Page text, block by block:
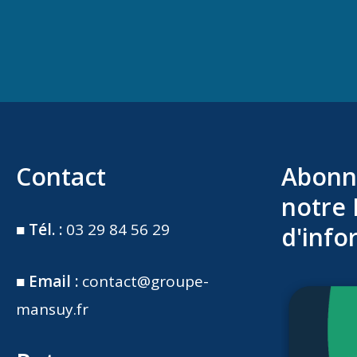
Contact
■ Tél. : 03 29 84 56 29
■ Email : contact@groupe-
mansuy.fr
notre